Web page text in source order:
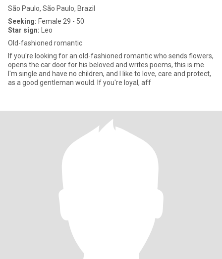
São Paulo, São Paulo, Brazil
Seeking: Female 29 - 50
Star sign: Leo
Old-fashioned romantic
If you're looking for an old-fashioned romantic who sends flowers,
opens the car door for his beloved and writes poems, this is me.
I'm single and have no children, and I like to love, care and protect,
as a good gentleman would. If you're loyal, aff